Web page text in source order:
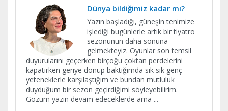
Dünya bildiğimiz kadar mı?
Yazın başladığı, güneşin tenimize
işlediği bugünlerle artık bir tiyatro
sezonunun daha sonuna
gelmekteyiz. Oyunlar son temsil
duyurularını geçerken birçoğu çoktan perdelerini
kapatırken geriye dönüp baktığımda sık sık genç
yeteneklerle karşılaştığım ve bundan mutluluk
duyduğum bir sezon geçirdiğimi söyleyebilirim.
Gözüm yazın devam edeceklerde ama ...